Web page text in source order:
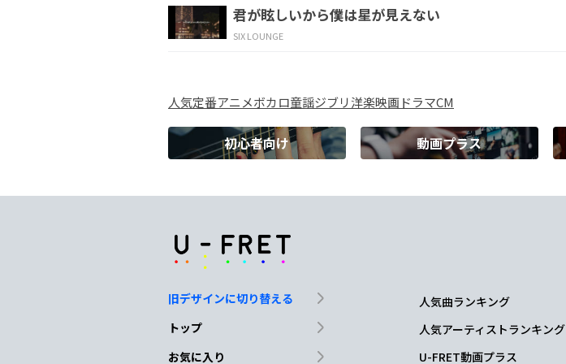
人混みに紛れても 同じ空見てるのに
風に吹 かれて
Am
似たように
D
凍えるの
G
に
C G C
G
僕は君の全てなど知っ
そ れでも一億人から 君を見つけたよ
君が眩しいから僕は星が見えない
SIX LOUNGE
人気定番アニメボカロ童謡ジブリ洋楽映画ドラマCM
初心者向け 動画プラス
旧デザインに切り替える
トップ
お気に入り
人気曲ランキング
人気アーティストランキング
U-FRET動画プラス